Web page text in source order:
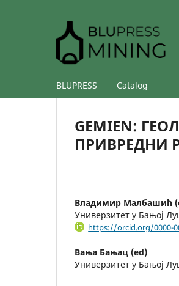
BLUPRESS Catalog
GEMIEN:
ПРИВРЕДНИ
Владимир Малбашић
Универзитет у Бањој
https://orcid.org/0000-
Вања Бањац (ed)
Универзитет у Бањој